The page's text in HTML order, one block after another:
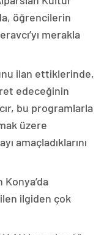
öğrencilerin
merakla
ilan ettiklerinde,
edeceğinin
bu programlarla
üzere
amaçladıklarını
Konya’da
ilgiden çok